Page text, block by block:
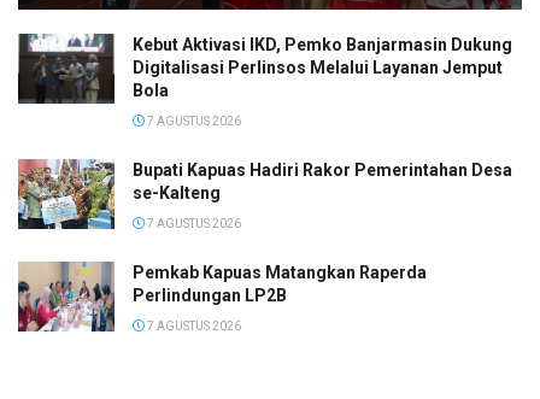
Kebut Aktivasi IKD, Pemko Banjarmasin Dukung
Digitalisasi Perlinsos Melalui Layanan Jemput
Bola
7 AGUSTUS 2026
Bupati Kapuas Hadiri Rakor Pemerintahan Desa
se-Kalteng
7 AGUSTUS 2026
Pemkab Kapuas Matangkan Raperda
Perlindungan LP2B
7 AGUSTUS 2026